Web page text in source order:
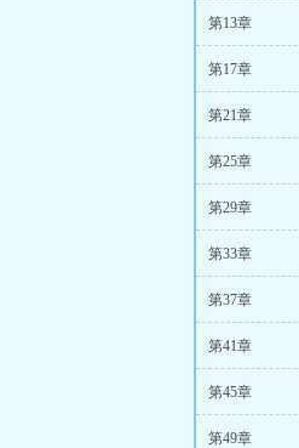
第13章
第17章
第21章
第25章
第29章
第33章
第37章
第41章
第45章
第49章